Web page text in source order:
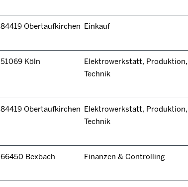
84419 Obertaufkirchen Einkauf
51069 Köln
Elektrowerkstatt, Produktion,
Technik
84419 Obertaufkirchen Elektrowerkstatt, Produktion,
Technik
66450 Bexbach Finanzen & Controlling